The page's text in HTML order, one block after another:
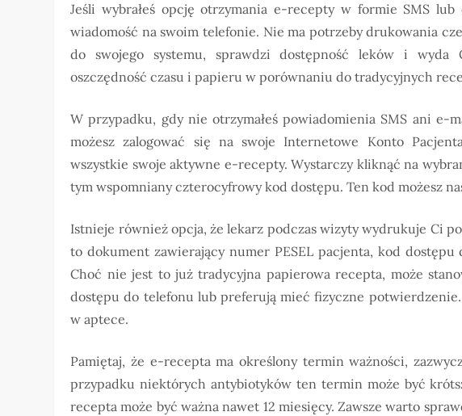
Jeśli wybrałeś opcję otrzymania e-recepty w formie SMS
wiadomość na swoim telefonie. Nie ma potrzeby drukowania
do swojego systemu, sprawdzi dostępność leków i wyda
oszczędność czasu i papieru w porównaniu do tradycyjnych
W przypadku, gdy nie otrzymałeś powiadomienia SMS ani e-
możesz zalogować się na swoje Internetowe Konto
wszystkie swoje aktywne e-recepty. Wystarczy kliknąć na
tym wspomniany czterocyfrowy kod dostępu. Ten kod możesz
Istnieje również opcja, że lekarz podczas wizyty wydrukuje Ci
to dokument zawierający numer PESEL pacjenta, kod
Choć nie jest to już tradycyjna papierowa recepta, może
dostępu do telefonu lub preferują mieć fizyczne
w aptece.
Pamiętaj, że e-recepta ma określony termin ważności,
przypadku niektórych antybiotyków ten termin może być
recepta może być ważna nawet 12 miesięcy. Zawsze warto